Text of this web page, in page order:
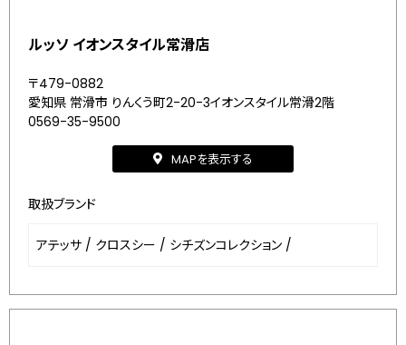
ルッソ イオンスタイル常滑店
〒479-0882
愛知県 常滑市 りんくう町2-20-3イオンスタイル常滑2階
0569-35-9500
MAPを表示する
取扱ブランド
アテッサ / クロスシー / シチズンコレクション /